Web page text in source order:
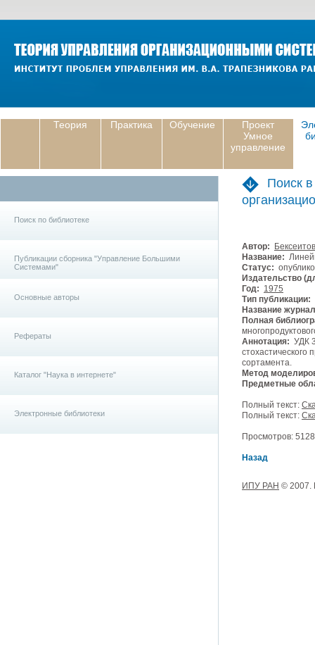
Теория Практика Обучение
Проект
Умное
управление
Поиск по библиотеке
Публикации сборника "Управление Большими
Системами"
Основные авторы
Рефераты
Каталог "Наука в интернете"
Электронные библиотеки
Поиск
Автор:
Название:
Статус:
Издательство
Год: 1975
Тип публикации:
Название
Полная
Аннотация: УДК
сортамента.
Метод
Предметные
Полный текст:
Полный текст:
Просмотров:
Назад
ИПУ РАН © 2007.